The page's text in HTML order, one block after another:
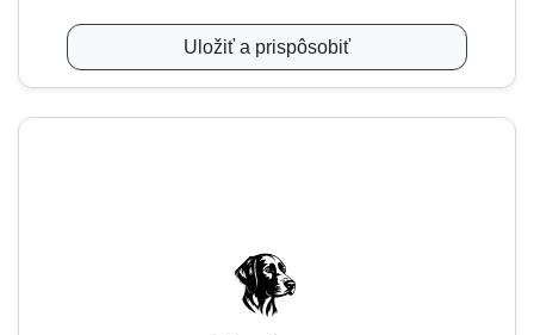
Uložiť a prispôsobiť